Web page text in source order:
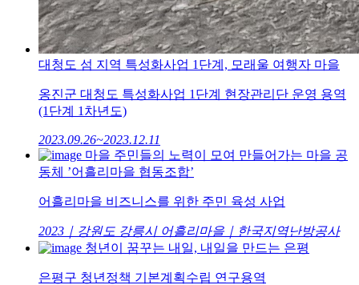
대청도 섬 지역 특성화사업 1단계, 모래울 여행자 마을
옹진군 대청도 특성화사업 1단계 현장관리단 운영 용역
(1단계 1차년도)
2023.09.26~2023.12.11
마을 주민들의 노력이 모여 만들어가는 마을 공
동체 ’어흘리마을 협동조합’
어흘리마을 비즈니스를 위한 주민 육성 사업
2023｜강원도 강릉시 어흘리마을｜한국지역난방공사
청년이 꿈꾸는 내일, 내일을 만드는 은평
은평구 청년정책 기본계획수립 연구용역